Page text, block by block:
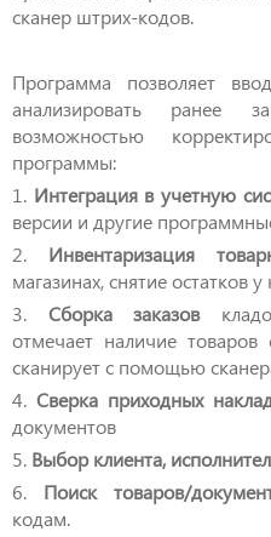
сканер штрих-кодов.
Программа позволяет
анализировать ранее
возможностью
программы:
1. Интеграция в учетную
версии и другие
2. Инвентаризация
магазинах, снятие остатков у
3. Сборка заказов
отмечает наличие товаров
сканирует с помощью
4. Сверка приходных
документов
5. Выбор клиента,
6. Поиск товаров/
кодам.